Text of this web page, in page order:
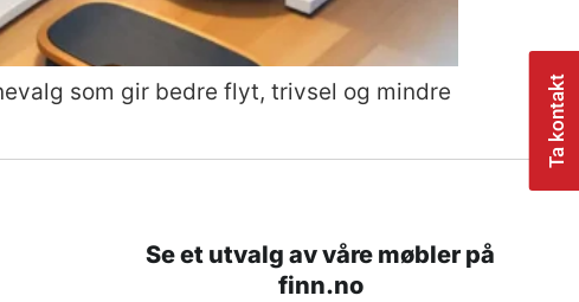
Ta kontakt
som gir bedre flyt, trivsel og mindre
Se et utvalg av våre møbler på
finn.no